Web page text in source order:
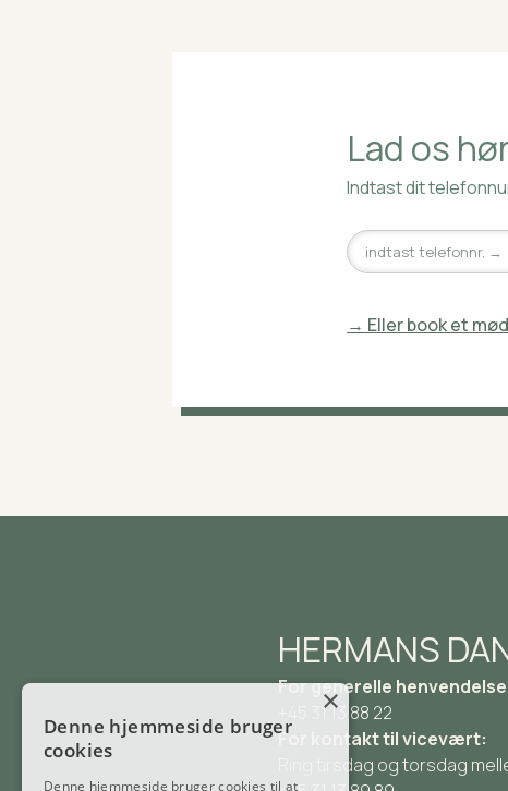
Kontakt
er
om,
vil
vi
meget
gerne
fortælle
Lad os
Indtast dit
→ Eller book et
HERMANS
For generelle
+45 31 13 88 22
For kontakt til vicevært:
Ring tirsdag og torsdag
×
Denne hjemmeside bruger
cookies
Denne hjemmeside bruger cookies til at